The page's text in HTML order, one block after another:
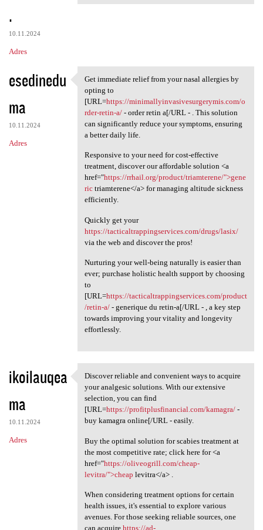
.
10.11.2024
Adres
esedinedu
ma
10.11.2024
Adres
Get immediate relief from
Get immediate relief from your nasal allergies by
opting to
[URL=https://minimallyinvasivesurgerymis.com/o
rder-retin-a/- order retin a[/URL - . This solution
can significantly reduce your symptoms, ensuring
a better daily life.
Responsive to your need for cost-effective
treatment, discover our affordable solution <a
href="https://rrhail.org/product/triamterene/">gene
rictriamterene</a> for managing altitude sickness
efficiently.
Quickly get your
https://tacticaltrappingservices.com/drugs/lasix/
via the web and discover the pros!
Nurturing your well-being naturally is easier than
ever; purchase holistic health support by choosing
to
[URL=https://tacticaltrappingservices.com/product
/retin-a/- generique du retin-a[/URL - , a key step
towards improving your vitality and longevity
effortlessly.
ikoilauqea
ma
10.11.2024
Adres
Discover reliable and
Discover reliable and convenient ways to acquire
your analgesic solutions. With our extensive
selection, you can find
[URL=https://profitplusfinancial.com/kamagra/-
buy kamagra online[/URL - easily.
Buy the optimal solution for scabies treatment at
the most competitive rate; click here for <a
href="https://oliveogrill.com/cheap-
levitra/">cheap levitra</a> .
When considering treatment options for certain
health issues, it's essential to explore various
avenues. For those seeking reliable sources, one
can acquire https://ad-